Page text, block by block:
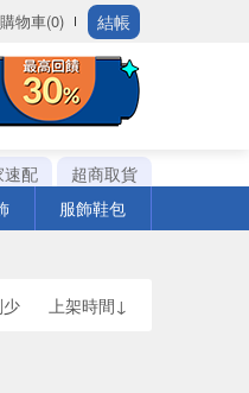
購物車(0) 結帳
速配
超商取貨
服飾鞋包
上架時間↓